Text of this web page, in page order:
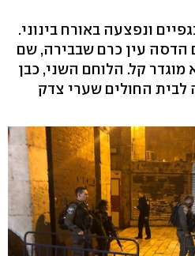
נדקרה בגפיים ונפצעה באורח בינוני.
הדסה עין כרם שבבירה, שם
קל. הלוחם השני, כבן
לבית החולים שערי צדק